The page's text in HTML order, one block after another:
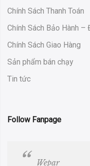
Chính Sách Thanh Toán
Chính Sách Bảo Hành –
Chính Sách Giao Hàng
Sản phẩm bán chạy
Tin tức
Follow Fanpage
Wepar